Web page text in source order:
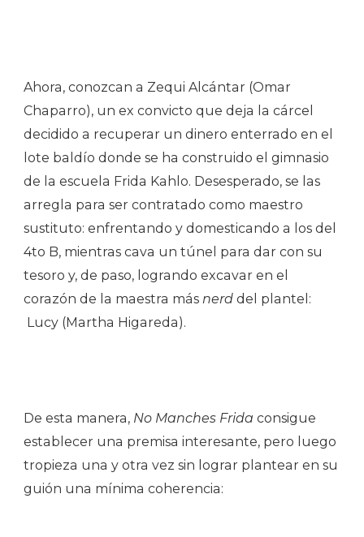
Ahora, conozcan a Zequi Alcántar (Omar
Chaparro), un ex convicto que deja la cárcel
decidido a recuperar un dinero enterrado en el
lote baldío donde se ha construido el gimnasio
de la escuela Frida Kahlo. Desesperado, se las
arregla para ser contratado como maestro
sustituto: enfrentando y domesticando a los del
4to B, mientras cava un túnel para dar con su
tesoro y, de paso, logrando excavar en el
corazón de la maestra más nerd del plantel:
Lucy (Martha Higareda).
De esta manera, No Manches Frida consigue
establecer una premisa interesante, pero luego
tropieza una y otra vez sin lograr plantear en su
guión una mínima coherencia: